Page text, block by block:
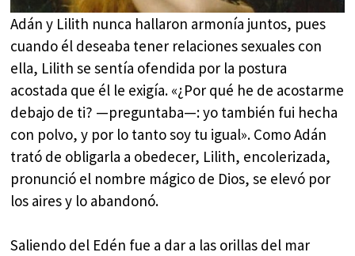
Adán y Lilith nunca hallaron armonía juntos, pues
cuando él deseaba tener relaciones sexuales con
ella, Lilith se sentía ofendida por la postura
acostada que él le exigía. «¿Por qué he de acostarme
debajo de ti? —preguntaba—: yo también fui hecha
con polvo, y por lo tanto soy tu igual». Como Adán
trató de obligarla a obedecer, Lilith, encolerizada,
pronunció el nombre mágico de Dios, se elevó por
los aires y lo abandonó.
Saliendo del Edén fue a dar a las orillas del mar